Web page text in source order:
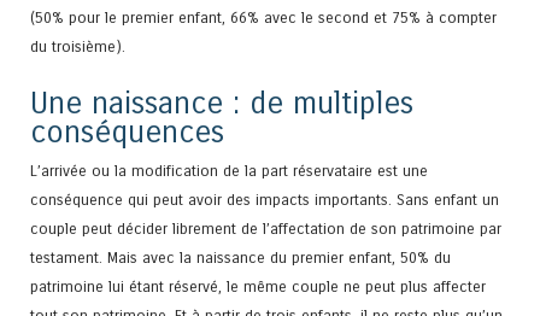
(50% pour le premier enfant, 66% avec le second et 75% à compter
du troisième).
Une naissance : de multiples
conséquences
L’arrivée ou la modification de la part réservataire est une
conséquence qui peut avoir des impacts importants. Sans enfant un
couple peut décider librement de l’affectation de son patrimoine par
testament. Mais avec la naissance du premier enfant, 50% du
patrimoine lui étant réservé, le même couple ne peut plus affecter